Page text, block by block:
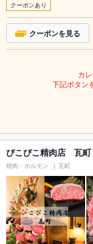
クーポンあり
クーポンを見る
カ
下記ボタン
ぴこぴこ精肉店 瓦町
焼肉・ホルモン 瓦町